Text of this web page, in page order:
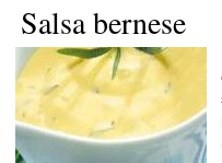
Salsa bernese